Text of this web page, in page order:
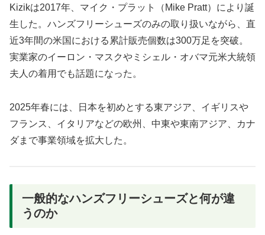
Kizikは2017年、マイク・プラット（Mike Pratt）により誕
生した。ハンズフリーシューズのみの取り扱いながら、直
近3年間の米国における累計販売個数は300万足を突破。
実業家のイーロン・マスクやミシェル・オバマ元米大統領
夫人の着用でも話題になった。
2025年春には、日本を初めとする東アジア、イギリスや
フランス、イタリアなどの欧州、中東や東南アジア、カナ
ダまで事業領域を拡大した。
一般的なハンズフリーシューズと何が違
うのか